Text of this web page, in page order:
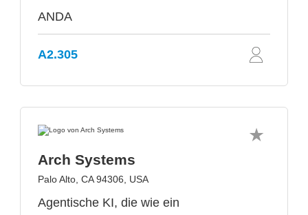
ANDA
A2.305
Arch Systems
Palo Alto, CA 94306, USA
Agentische KI, die wie ein